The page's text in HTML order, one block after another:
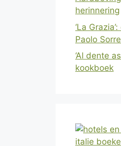
herinnering
‘La
Paolo
‘Al dente
kookboek